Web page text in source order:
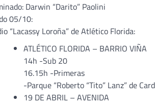
Darwin “Darito” Paolini
05/10:
“Lacassy Loroña” de Atlético Florida:
ATLÉTICO FLORIDA – BARRIO VIÑA
14h -Sub 20
16.15h -Primeras
-Parque “Roberto “Tito” Lanz” de
19 DE ABRIL – AVENIDA